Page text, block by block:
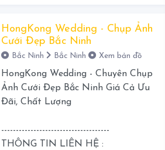
HongKong Wedding - Chụp Ảnh
Cưới Đẹp Bắc Ninh
Bắc Ninh Bắc Ninh Xem bản đồ
HongKong Wedding - Chuyên Chụp
Ảnh Cưới Đẹp Bắc Ninh Giá Cả Ưu
Đãi, Chất Lượng
-------------------------------------
THÔNG TIN LIÊN HỆ :